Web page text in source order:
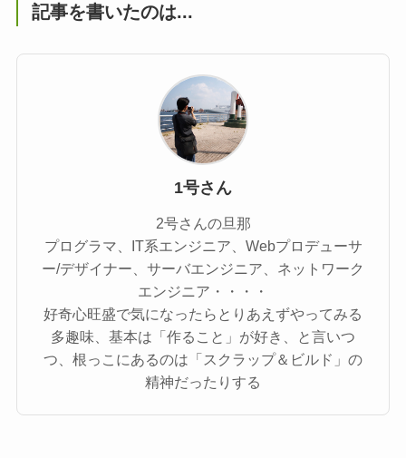
記事を書いたのは...
1号さん
2号さんの旦那
プログラマ、IT系エンジニア、Webプロデューサ
ー/デザイナー、サーバエンジニア、ネットワーク
エンジニア・・・・
好奇心旺盛で気になったらとりあえずやってみる
多趣味、基本は「作ること」が好き、と言いつ
つ、根っこにあるのは「スクラップ＆ビルド」の
精神だったりする